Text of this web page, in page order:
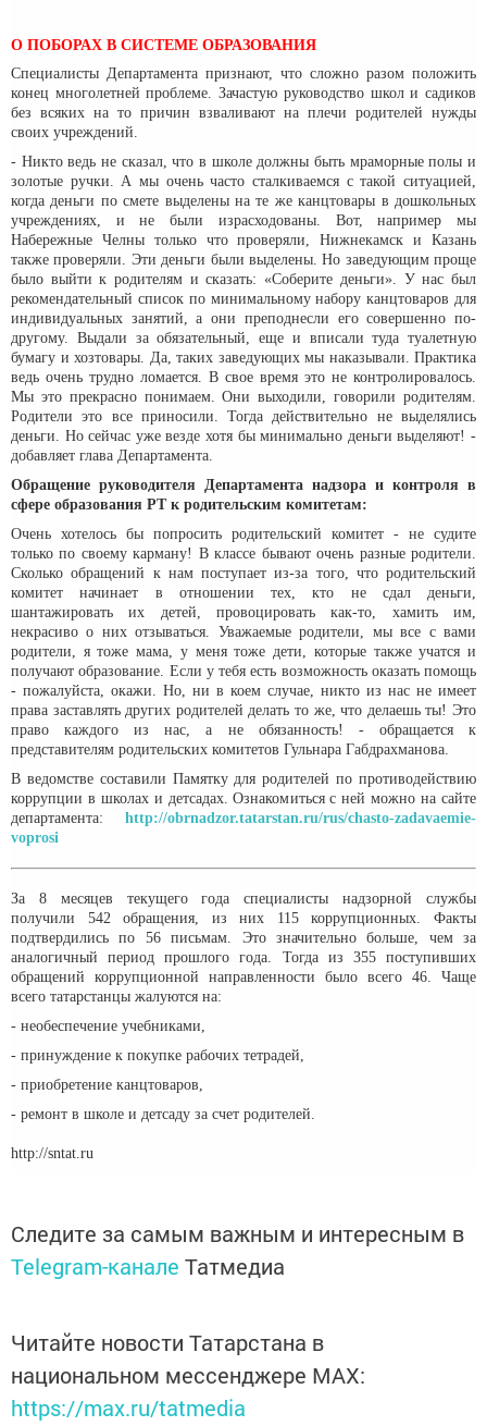
О ПОБОРАХ В СИСТЕМЕ ОБРАЗОВАНИЯ
Специалисты Департамента признают, что сложно разом положить
конец многолетней проблеме. Зачастую руководство школ и садиков
без всяких на то причин взваливают на плечи родителей нужды
своих учреждений.
- Никто ведь не сказал, что в школе должны быть мраморные полы и
золотые ручки. А мы очень часто сталкиваемся с такой ситуацией,
когда деньги по смете выделены на те же канцтовары в дошкольных
учреждениях, и не были израсходованы. Вот, например мы
Набережные Челны только что проверяли, Нижнекамск и Казань
также проверяли. Эти деньги были выделены. Но заведующим проще
было выйти к родителям и сказать: «Соберите деньги». У нас был
рекомендательный список по минимальному набору канцтоваров для
индивидуальных занятий, а они преподнесли его совершенно по-
другому. Выдали за обязательный, еще и вписали туда туалетную
бумагу и хозтовары. Да, таких заведующих мы наказывали. Практика
ведь очень трудно ломается. В свое время это не контролировалось.
Мы это прекрасно понимаем. Они выходили, говорили родителям.
Родители это все приносили. Тогда действительно не выделялись
деньги. Но сейчас уже везде хотя бы минимально деньги выделяют! -
добавляет глава Департамента.
Обращение руководителя Департамента надзора и контроля в
сфере образования РТ к родительским комитетам:
Очень хотелось бы попросить родительский комитет - не судите
только по своему карману! В классе бывают очень разные родители.
Сколько обращений к нам поступает из-за того, что родительский
комитет начинает в отношении тех, кто не сдал деньги,
шантажировать их детей, провоцировать как-то, хамить им,
некрасиво о них отзываться. Уважаемые родители, мы все с вами
родители, я тоже мама, у меня тоже дети, которые также учатся и
получают образование. Если у тебя есть возможность оказать помощь
- пожалуйста, окажи. Но, ни в коем случае, никто из нас не имеет
права заставлять других родителей делать то же, что делаешь ты! Это
право каждого из нас, а не обязанность! - обращается к
представителям родительских комитетов Гульнара Габдрахманова.
В ведомстве составили Памятку для родителей по противодействию
коррупции в школах и детсадах. Ознакомиться с ней можно на сайте
департамента: http://obrnadzor.tatarstan.ru/rus/chasto-zadavaemie-
voprosi
За 8 месяцев текущего года специалисты надзорной службы
получили 542 обращения, из них 115 коррупционных. Факты
подтвердились по 56 письмам. Это значительно больше, чем за
аналогичный период прошлого года. Тогда из 355 поступивших
обращений коррупционной направленности было всего 46. Чаще
всего татарстанцы жалуются на:
- необеспечение учебниками,
- принуждение к покупке рабочих тетрадей,
- приобретение канцтоваров,
- ремонт в школе и детсаду за счет родителей.
http://sntat.ru
Следите за самым важным и интересным в
Telegram-канале Татмедиа
Читайте новости Татарстана в
национальном мессенджере MАХ:
https://max.ru/tatmedia